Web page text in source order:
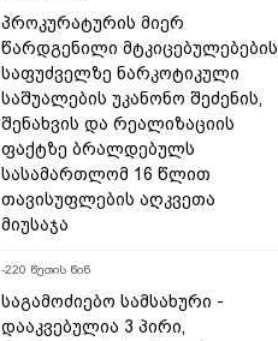
პროკურატურის მიერ
წარდგენილი მტკიცებულებების
საფუძველზე ნარკოტიკული
საშუალების უკანონო შეძენის,
შენახვის და რეალიზაციის
ფაქტზე ბრალდებულს
სასამართლომ 16 წლით
თავისუფლების აღკვეთა
მიუსაჯა
-220 წუთის წინ
საგამოძიებო სამსახური -
დააკვებულია 3 პირი,